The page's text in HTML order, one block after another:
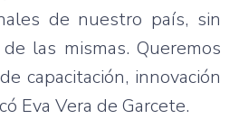
de nuestro país, sin
las mismas. Queremos
capacitación, innovación
Eva Vera de Garcete.